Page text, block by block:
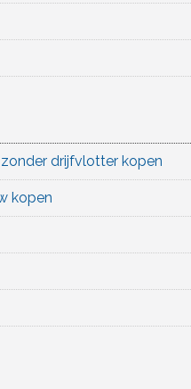
drijfvlotter kopen
kopen